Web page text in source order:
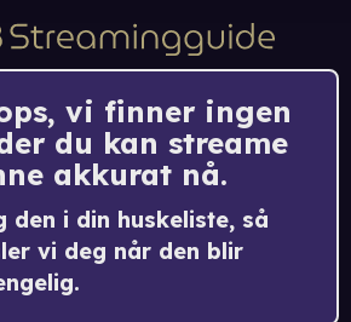
vi finner ingen
du kan streame
akkurat nå.
den i din huskeliste, så
vi deg når den blir